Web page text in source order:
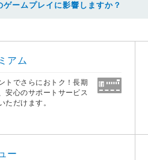
ームプレイに影響しますか？
アム
トでさらにおトク！長期
安心のサポートサービス
ただけます。
ー